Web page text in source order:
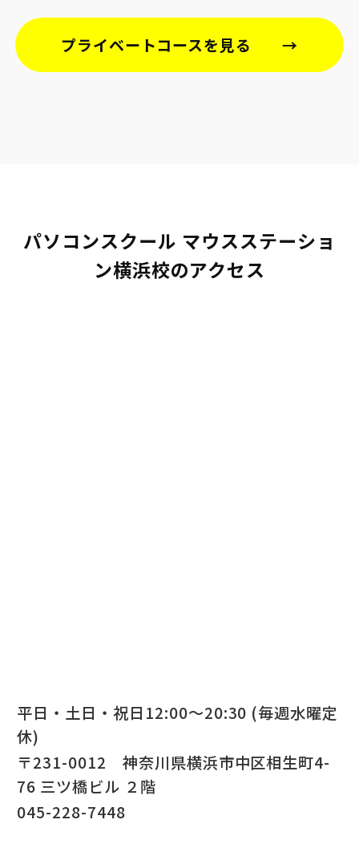
プライベートコースを見る
パソコンスクール マウスステーショ
ン横浜校のアクセス
平日・土日・祝日12:00～20:30 (毎週水曜定
休)
〒231-0012 神奈川県横浜市中区相生町4-
76 三ツ橋ビル ２階
045-228-7448